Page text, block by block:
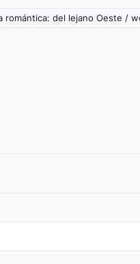
romántica: del lejano Oeste /